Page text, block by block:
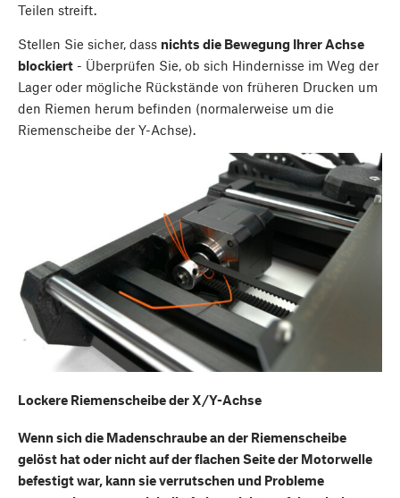
Teilen streift.
Stellen Sie sicher, dass nichts die Bewegung Ihrer Achse
blockiert - Überprüfen Sie, ob sich Hindernisse im Weg der
Lager oder mögliche Rückstände von früheren Drucken um
den Riemen herum befinden (normalerweise um die
Riemenscheibe der Y-Achse).
Lockere Riemenscheibe der X/Y-Achse
Wenn sich die Madenschraube an der Riemenscheibe
gelöst hat oder nicht auf der flachen Seite der Motorwelle
befestigt war, kann sie verrutschen und Probleme